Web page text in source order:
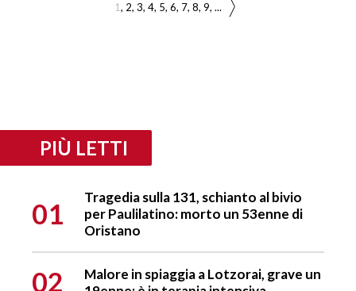
1 2 3 4 5 6 7 8 9 ...
PIÙ LETTI
01
Tragedia sulla 131, schianto al bivio
per Paulilatino: morto un 53enne di
Oristano
02
Malore in spiaggia a Lotzorai, grave un